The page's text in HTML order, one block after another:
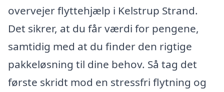
overvejer flyttehjælp i Kelstrup Strand.
Det sikrer, at du får værdi for pengene,
samtidig med at du finder den rigtige
pakkeløsning til dine behov. Så tag det
første skridt mod en stressfri flytning og